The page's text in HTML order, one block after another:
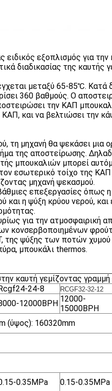
εξοπλισμός για
διαδικασίας της καυτής
μεταξύ 65-85℃. Κατά
360 βαθμούς. Ο
την ΚΑΠ
και να βελτιώσει την
μηχανή θα ψεκάσει μια
της αποστείρωσης.
μπουκαλιών μπορεί
εσωτερικό τοίχο της
μηχανή ψεκασμού.
επεξεργασίες όπως
η ψύξη κρύου νερού,
για την ατμοσφαιρική
κονσερβοποιημένων
της ψύξης των ποτών
μπουκάλι thermos.
καυτή γεμίζοντας γραμμή
24-8 RCGF32-32-12
12000BPH 12000-
15000BPH
(ύψος): 160320mm
0.35MPa 0.15-0.35MPa